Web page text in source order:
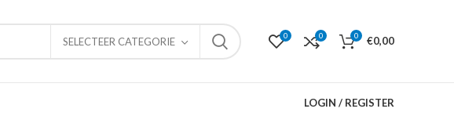
SELECTEER CATEGORIE 0 0 0 €0,00
LOGIN / REGISTER